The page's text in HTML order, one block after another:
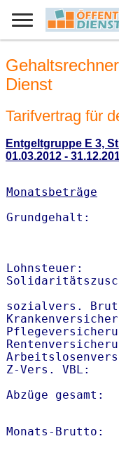
Dienst
Tarifvertrag für
Entgeltgruppe E 3,
01.03.2012 -
Monatsbeträge
Lohnsteuer:
sozialvers.
Z-Vers. VBL:
Abzüge